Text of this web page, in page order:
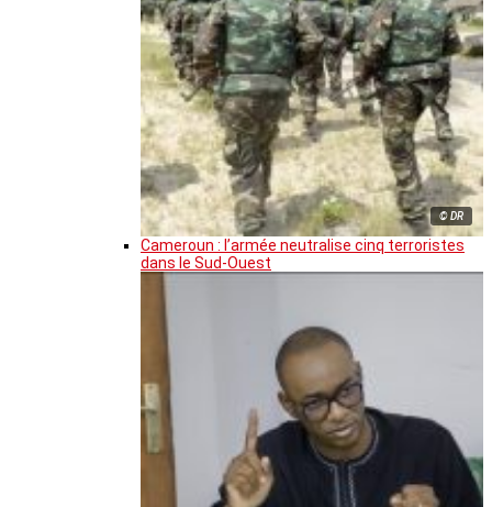
© DR
Cameroun : l’armée neutralise cinq terroristes
dans le Sud-Ouest